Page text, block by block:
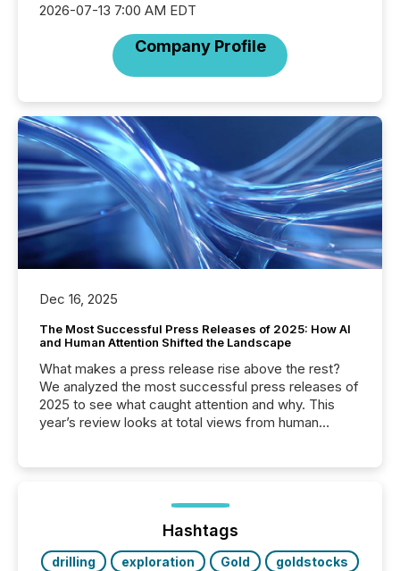
2026-07-13 7:00 AM EDT
Company Profile
Dec 16, 2025
The Most Successful Press Releases of 2025: How AI
and Human Attention Shifted the Landscape
What makes a press release rise above the rest?
We analyzed the most successful press releases of
2025 to see what caught attention and why. This
year’s review looks at total views from human
Yahoo and Apple. They reflect how audiences
discovered and engaged with each announcement.
Key Insights...
Hashtags
drilling exploration Gold
goldstocks